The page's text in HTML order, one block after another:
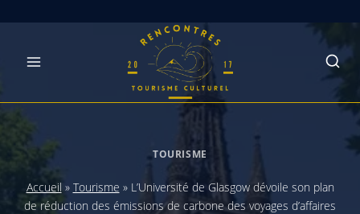
TOURISME
Accueil » Tourisme » L’Université de Glasgow dévoile son plan
de réduction des émissions de carbone des voyages d’affaires